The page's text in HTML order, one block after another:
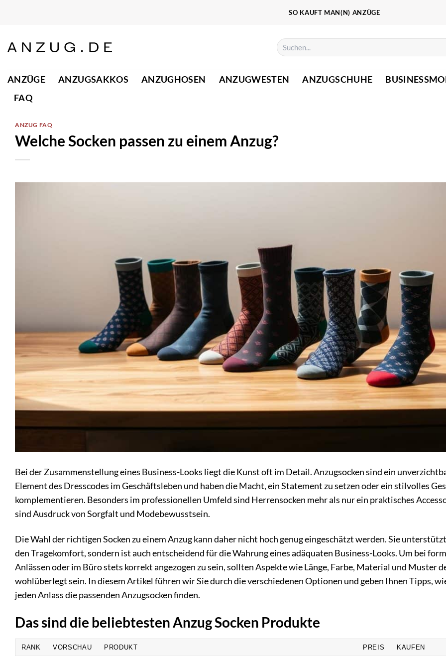
SO KAUFT MAN(N) ANZÜGE
Suchen
nach:
ANZÜGE ANZUGSAKKOS ANZUGHOSEN ANZUGWESTEN ANZUGSCHUHE
FAQ
ANZUG FAQ
Welche Socken passen zu einem Anzug?
Bei der Zusammenstellung eines Business-Looks liegt die Kunst oft im Detail. Anzugsocken sind ein
Element des Dresscodes im Geschäftsleben und haben die Macht, ein Statement zu setzen oder ein stilvolles
komplementieren. Besonders im professionellen Umfeld sind Herrensocken mehr als nur ein praktisches
sind Ausdruck von Sorgfalt und Modebewusstsein.
Die Wahl der richtigen Socken zu einem Anzug kann daher nicht hoch genug eingeschätzt werden. Sie
den Tragekomfort, sondern ist auch entscheidend für die Wahrung eines adäquaten Business-Looks. Um bei
Anlässen oder im Büro stets korrekt angezogen zu sein, sollten Aspekte wie Länge, Farbe, Material und Muster
wohlüberlegt sein. In diesem Artikel führen wir Sie durch die verschiedenen Optionen und geben Ihnen Tipps,
jeden Anlass die passenden Anzugsocken finden.
Das sind die beliebtesten Anzug Socken Produkte
RANK VORSCHAU PRODUKT PREIS KAUFEN